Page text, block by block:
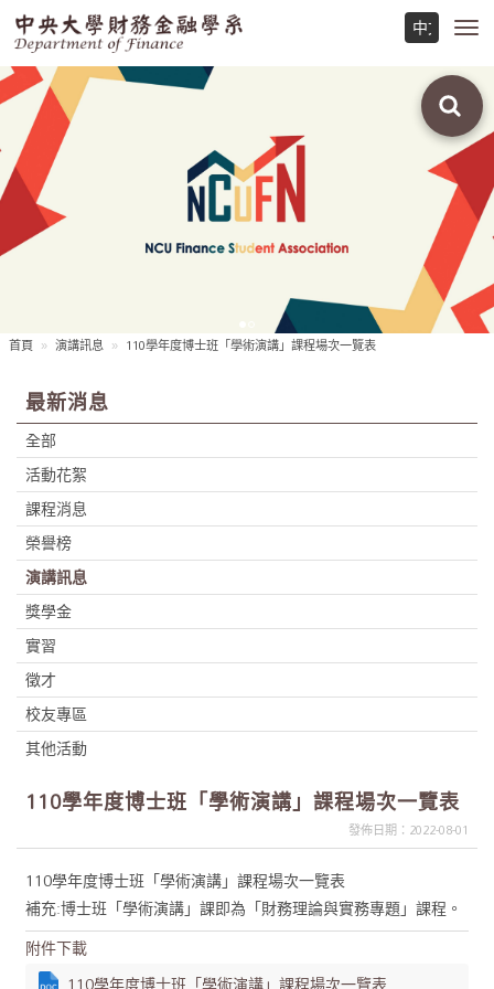
首頁 演講訊息 110學年度博士班「學術演講」課程場次一覽表
最新消息
全部
活動花絮
課程消息
榮譽榜
演講訊息
獎學金
實習
徵才
校友專區
其他活動
110學年度博士班「學術演講」課程場次一覽表
發佈日期：2022-08-01
110學年度博士班「學術演講」課程場次一覽表
補充:博士班「學術演講」課即為「財務理論與實務專題」課程。
附件下載